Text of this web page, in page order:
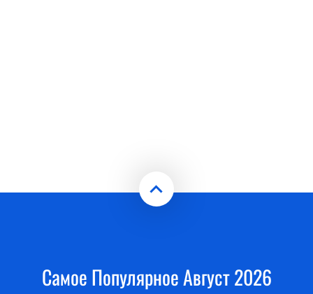
Самое Популярное Август 2026